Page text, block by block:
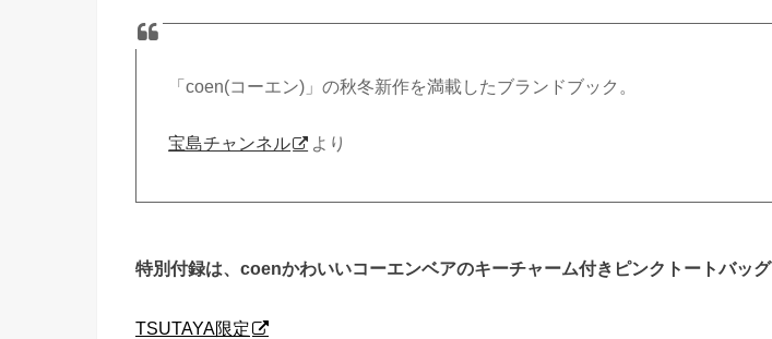
「coen(コーエン)」の秋冬新作を満載したブランドブック。
宝島チャンネル より
特別付録は、coenかわいいコーエンベアのキーチャーム付きピンクトートバッグ
TSUTAYA限定